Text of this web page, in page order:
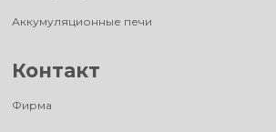
Аккумуляционные печи
Контакт
Фирма